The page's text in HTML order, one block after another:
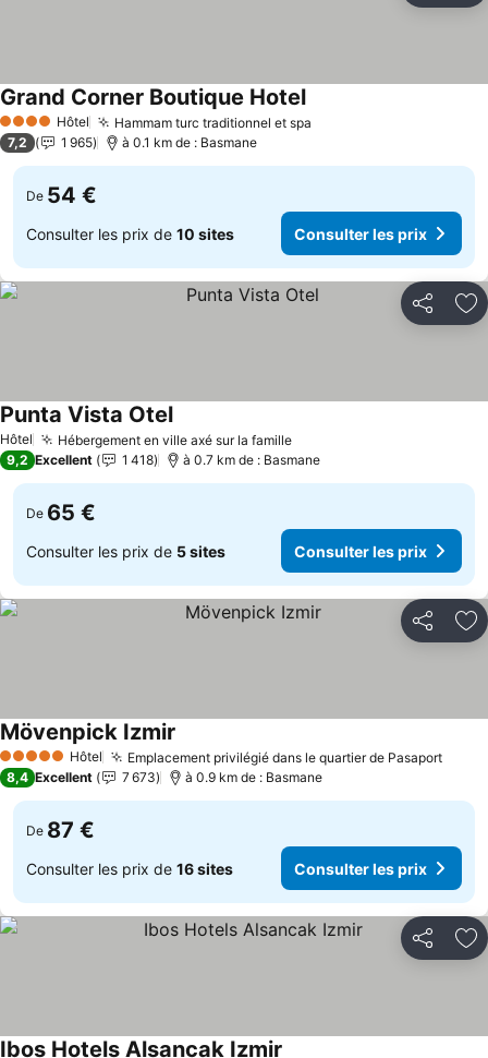
4 Étoiles Hôtel Hammam turc traditionnel et spa
Grand Corner Boutique HotelConsulter les prix
7,2 1 965 à 0.1 km de : Basmane
De 54 €
Consulter les prix de 10 sites Consulter les prix
Partager
Hôtel Hébergement en ville axé sur la familleConsulter les prix
Punta Vista OtelConsulter les prix
9,2 Excellent 1 418 à 0.7 km de : Basmane
De 65 €
Consulter les prix de 5 sites Consulter les prix
Partager
5 Étoiles Hôtel Emplacement privilégié dans le quartier de Pasaport
Mövenpick Izmir
8,4 Excellent 7 673 à 0.9 km de : Basmane
De 87 €
Consulter les prix de 16 sites Consulter les prix
Partager
Ibos Hotels Alsancak Izmir